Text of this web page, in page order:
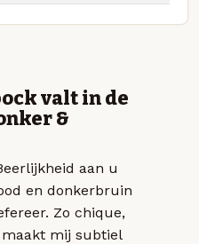
valt in de
&
aan u
en donkerbruin
Zo chique,
mij subtiel